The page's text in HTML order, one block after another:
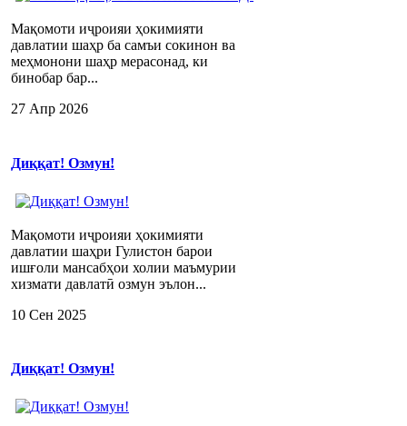
Мақомоти иҷроияи ҳокимияти
давлатии шаҳр ба самъи сокинон ва
меҳмонони шаҳр мерасонад, ки
бинобар бар...
27 Апр 2026
Диққат! Озмун!
Мақомоти иҷроияи ҳокимияти
давлатии шаҳри Гулистон барои
ишғоли мансабҳои холии маъмурии
хизмати давлатӣ озмун эълон...
10 Сен 2025
Диққат! Озмун!